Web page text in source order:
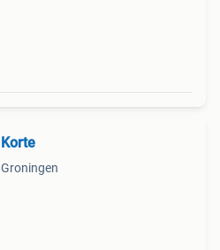
Korte
Groningen